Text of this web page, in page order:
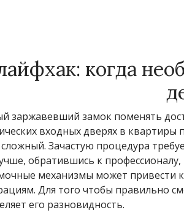
когда
заржавевший замок поменять
входных дверях в квартиры
Зачастую процедура
обратившись к профессионалу,
механизмы может привести
Для того чтобы правильно
его разновидность.